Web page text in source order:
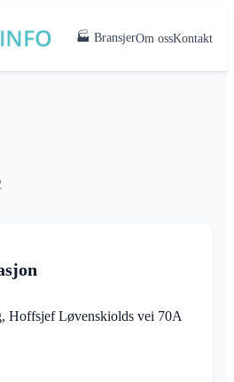
🏭 BransjerOm ossKontakt
Hoffsjef Løvenskiolds vei 70A